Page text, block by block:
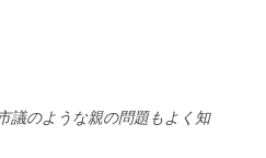
のような親の問題もよく知